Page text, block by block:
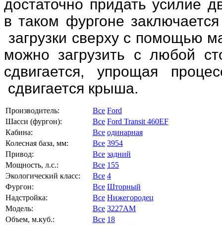
достаточно придать усилие
в таком фургоне заключается
загрузки сверху с помощью
можно загрузить с любой
сдвигается, упрощая
сдвигается крыша.
Производитель: Все Ford
Шасси (фургон):
Все Ford Transit 460EF
Кабина:
Все одинарная
Колесная база, мм:
Все 3954
Привод:
Все задний
Мощность, л.с.:
Все 155
Экологический класс:
Все 4
Фургон:
Все Шторный
Надстройка:
Все Нижегородец
Модель:
Все 3227АМ
Объем, м.куб.:
Все 18